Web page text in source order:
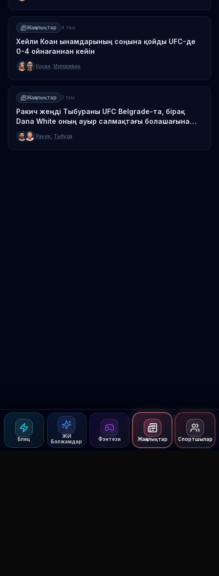
Блиц
ЖИ
Болжамдар
Фэнтези Жаңалықтар Спортшылар
Жаңалықтар 4 там.
Хейли Коан ынамдарының соңына қойды UFC-де
0-4 ойнағаннан кейін
Коуан Милосевик
Жаңалықтар 3 там.
Ракич жеңді Тыбураны UFC Belgrade-та, бірақ
Dana White оның ауыр салмақтағы болашағына
күмәнди
Ракик Тыбура